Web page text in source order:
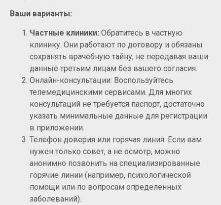
Ваши варианты:
Частные клиники: Обратитесь в частную
клинику. Они работают по договору и обязаны
сохранять врачебную тайну, не передавая ваши
данные третьим лицам без вашего согласия.
Онлайн-консультации: Воспользуйтесь
телемедицинскими сервисами. Для многих
консультаций не требуется паспорт, достаточно
указать минимальные данные для регистрации
в приложении.
Телефон доверия или горячая линия: Если вам
нужен только совет, а не осмотр, можно
анонимно позвонить на специализированные
горячие линии (например, психологической
помощи или по вопросам определенных
заболеваний).